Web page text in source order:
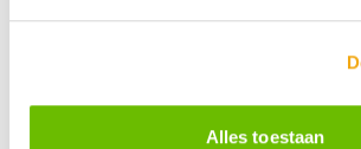
Alles toestaan
Onze Bronzen Beelden die met vuur tot